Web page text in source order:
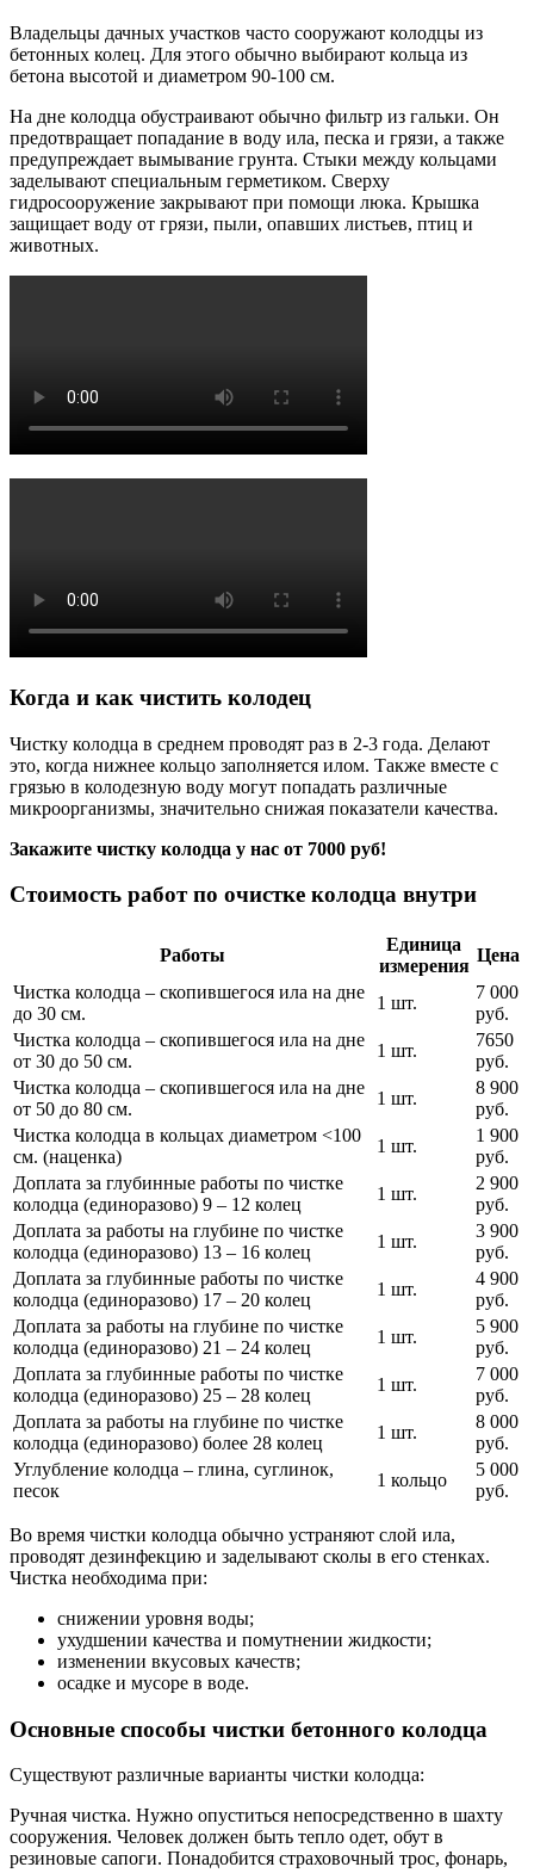
Владельцы дачных участков часто сооружают колодцы из
бетонных колец. Для этого обычно выбирают кольца из
бетона высотой и диаметром 90-100 см.
На дне колодца обустраивают обычно фильтр из гальки. Он
предотвращает попадание в воду ила, песка и грязи, а также
предупреждает вымывание грунта. Стыки между кольцами
заделывают специальным герметиком. Сверху
гидросооружение закрывают при помощи люка. Крышка
защищает воду от грязи, пыли, опавших листьев, птиц и
животных.
Когда и как чистить колодец
Чистку колодца в среднем проводят раз в 2-3 года. Делают
это, когда нижнее кольцо заполняется илом. Также вместе с
грязью в колодезную воду могут попадать различные
микроорганизмы, значительно снижая показатели качества.
Закажите чистку колодца у нас от 7000 руб!
Стоимость работ по очистке колодца внутри
Работы
Единица
измерения
Цена
Чистка колодца – скопившегося ила на дне
до 30 см.
1 шт.
7 000
руб.
Чистка колодца – скопившегося ила на дне
от 30 до 50 см.
1 шт.
7650
руб.
Чистка колодца – скопившегося ила на дне
от 50 до 80 см.
1 шт.
8 900
руб.
Чистка колодца в кольцах диаметром <100
см. (наценка)
1 шт.
1 900
руб.
Доплата за глубинные работы по чистке
колодца (единоразово) 9 – 12 колец
1 шт.
2 900
руб.
Доплата за работы на глубине по чистке
колодца (единоразово) 13 – 16 колец
1 шт.
3 900
руб.
Доплата за глубинные работы по чистке
колодца (единоразово) 17 – 20 колец
1 шт.
4 900
руб.
Доплата за работы на глубине по чистке
колодца (единоразово) 21 – 24 колец
1 шт.
5 900
руб.
Доплата за глубинные работы по чистке
колодца (единоразово) 25 – 28 колец
1 шт.
7 000
руб.
Доплата за работы на глубине по чистке
колодца (единоразово) более 28 колец
1 шт.
8 000
руб.
Углубление колодца – глина, суглинок,
песок
1 кольцо
5 000
руб.
Во время чистки колодца обычно устраняют слой ила,
проводят дезинфекцию и заделывают сколы в его стенках.
Чистка необходима при:
снижении уровня воды;
ухудшении качества и помутнении жидкости;
изменении вкусовых качеств;
осадке и мусоре в воде.
Основные способы чистки бетонного колодца
Существуют различные варианты чистки колодца:
Ручная чистка. Нужно опуститься непосредственно в шахту
сооружения. Человек должен быть тепло одет, обут в
резиновые сапоги. Понадобится страховочный трос, фонарь,